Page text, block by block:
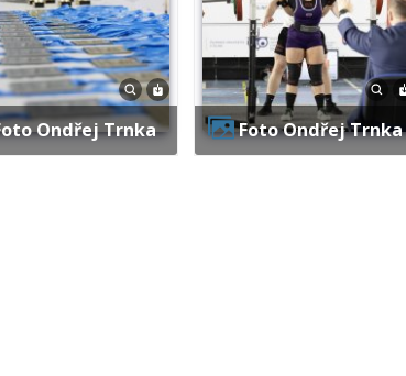
Foto Ondřej Trnka Foto Ondřej Trnka